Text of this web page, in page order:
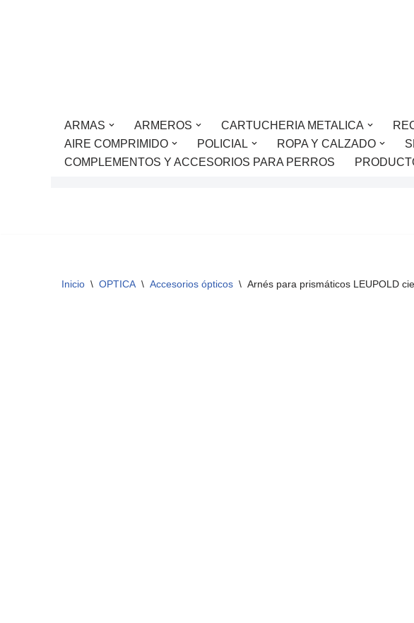
ARMAS ARMEROS CARTUCHERIA METALICA
AIRE COMPRIMIDO
POLICIAL ROPA Y CALZADO
COMPLEMENTOS Y ACCESORIOS PARA PERROS
Inicio \ OPTICA \ Accesorios ópticos \ Arnés para prismáticos LEUPOLD